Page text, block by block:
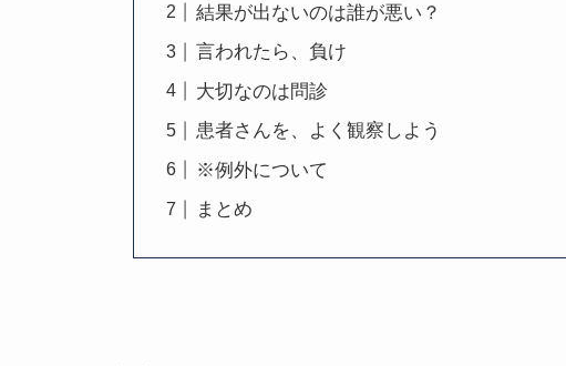
結果が出ないのは誰が悪い？
言われたら、負け
大切なのは問診
患者さんを、よく観察しよう
※例外について
まとめ